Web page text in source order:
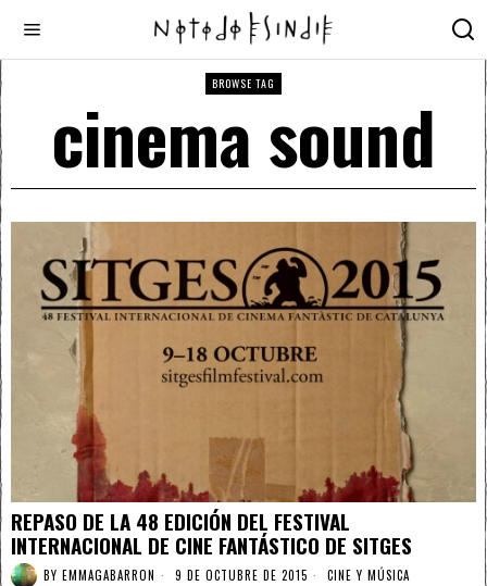
BROWSE TAG
cinema sound
REPASO DE LA 48 EDICIÓN DEL FESTIVAL
INTERNACIONAL DE CINE FANTÁSTICO DE SITGES
BY EMMAGABARRON 9 DE OCTUBRE DE 2015 CINE Y MÚSICA